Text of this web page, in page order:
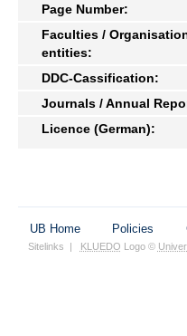
Page Number:
Faculties /
entities:
DDC-Cassification:
Journals / Annual
Licence (German):
UB Home Policies
Sitelinks | KLUEDO Logo ©